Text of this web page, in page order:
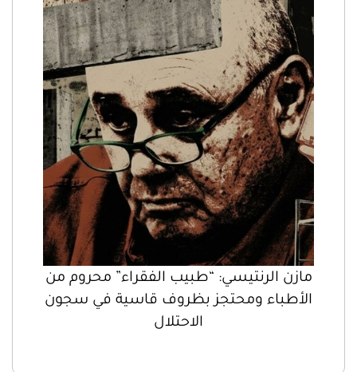
مازن الرنتيسي: “طبيب الفقراء” محروم من
الأطباء ومحتجز بظروف قاسية في سجون
الاحتلال